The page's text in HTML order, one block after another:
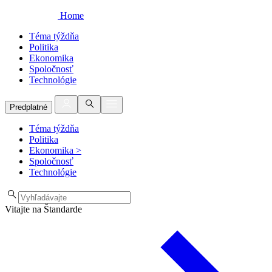
Home
Téma týždňa
Politika
Ekonomika
Spoločnosť
Technológie
Predplatné
Téma týždňa
Politika
Ekonomika >
Spoločnosť
Technológie
Vitajte na Štandarde